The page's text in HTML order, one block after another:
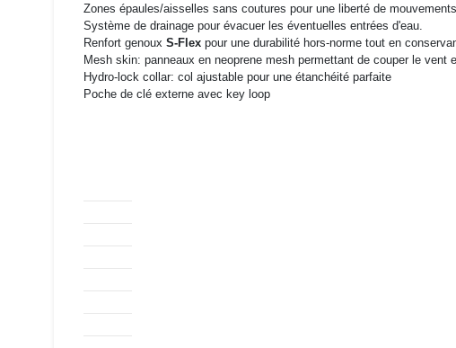
Zones épaules/aisselles sans coutures pour une liberté de mouvements
Système de drainage pour évacuer les éventuelles entrées d'eau.
Renfort genoux S-Flexpour une durabilité hors-norme tout en
Mesh skin: panneaux en neoprene mesh permettant de couper le vent
Hydro-lock collar: col ajustable pour une étanchéité parfaite
Poche de clé externe avec key loop